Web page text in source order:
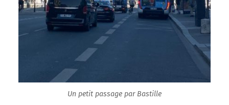
Un petit passage par Bastille